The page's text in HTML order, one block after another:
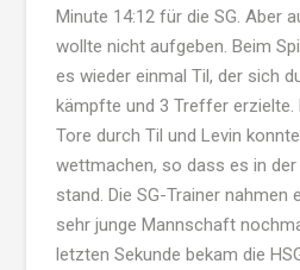
Minute 14:12 für die SG. Aber
wollte nicht aufgeben. Beim
es wieder einmal Til, der sich
kämpfte und 3 Treffer erzielte.
Tore durch Til und Levin
wettmachen, so dass es in der
stand. Die SG-Trainer nahmen
sehr junge Mannschaft
letzten Sekunde bekam die